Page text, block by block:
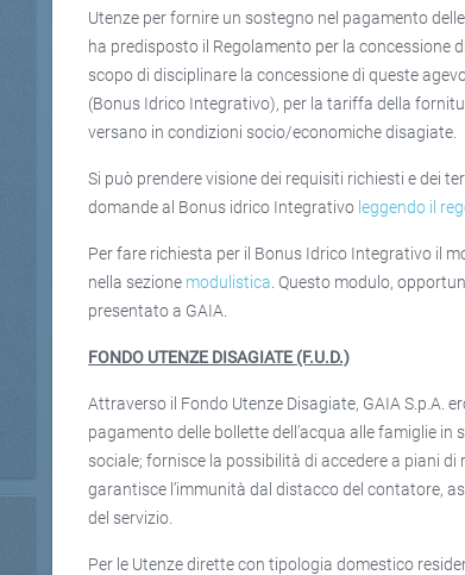
Utenze per fornire un sostegno nel pagamento delle
ha predisposto il Regolamento per la concessione
scopo di disciplinare la concessione di queste
(Bonus Idrico Integrativo), per la tariffa della
versano in condizioni socio/economiche disagiate.
Si può prendere visione dei requisiti richiesti e dei
domande al Bonus idrico Integrativo leggendo il
Per fare richiesta per il Bonus Idrico Integrativo il
nella sezione modulistica . Questo modulo,
presentato a GAIA.
FONDO UTENZE DISAGIATE (F.U.D.)
Attraverso il Fondo Utenze Disagiate, GAIA S.p.A.
pagamento delle bollette dell’acqua alle famiglie
sociale; fornisce la possibilità di accedere a piani
garantisce l’immunità dal distacco del contatore,
del servizio.
Per le Utenze dirette con tipologia domestico